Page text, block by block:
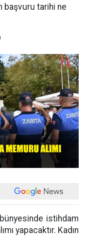
başvuru tarihi ne
istihdam
yapacaktır. Kadın